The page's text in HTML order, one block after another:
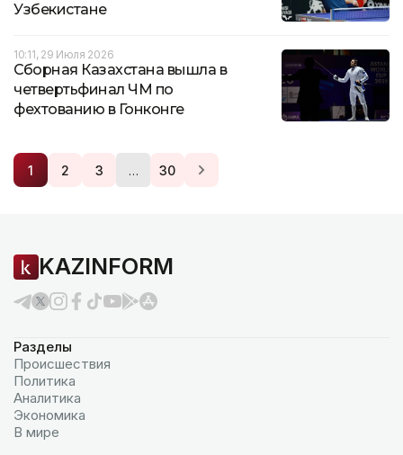
Узбекистане
10:11, 29 Июля 2026
Сборная Казахстана вышла в
четвертьфинал ЧМ по
фехтованию в Гонконге
1 2 3 … 30
KAZINFORM
Разделы
Происшествия
Политика
Аналитика
Экономика
В мире